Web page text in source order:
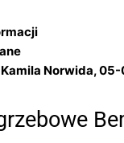
Norwida,